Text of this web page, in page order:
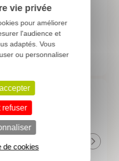
4520reviews
plantes de
délais de
vie privée
pour améliorer
l'audience et
adaptés. Vous
ou personnaliser
refuser
de cookies